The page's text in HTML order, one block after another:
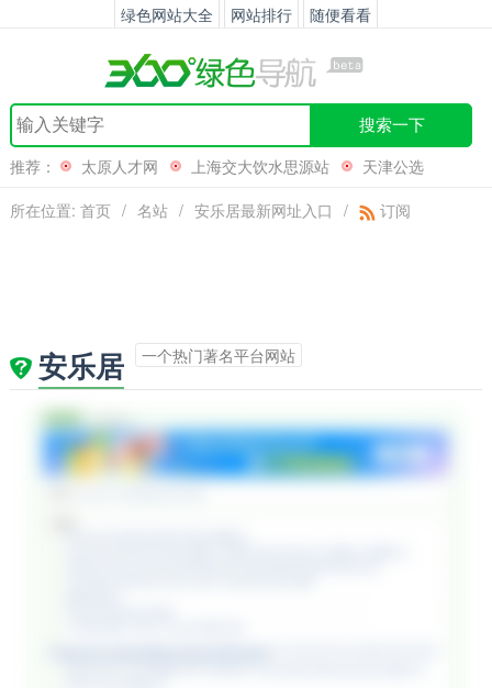
绿色网站大全 网站排行 随便看看
搜索一下
推荐： 太原人才网 上海交大饮水思源站
天津公选
所在位置: 首页 / 名站 / 安乐居最新网址入口 / 订阅
安乐居 一个热门著名平台网站